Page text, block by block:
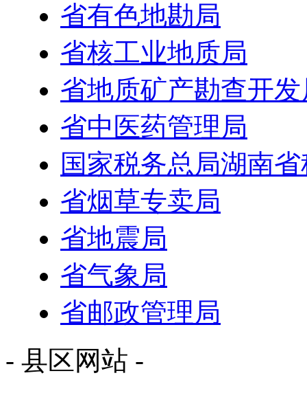
省有色地勘局
省核工业地质局
省地质矿产勘查开发
省中医药管理局
国家税务总局湖南
省烟草专卖局
省地震局
省气象局
省邮政管理局
- 县区网站 -